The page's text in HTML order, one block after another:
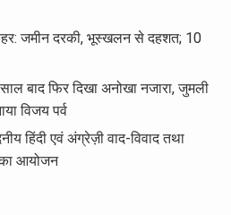
जमीन दरकी, भूस्खलन से दहशत; 10
बाद फिर दिखा अनोखा नजारा, जुमली
विजय पर्व
हिंदी एवं अंग्रेज़ी वाद-विवाद तथा
आयोजन